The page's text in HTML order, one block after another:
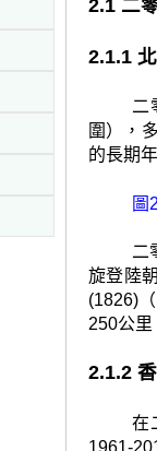
2.1 二
2.1.1
二
圍），
的長期
圖
二
旋登陸
(1826)（
250公
2.1.2
在
1961-